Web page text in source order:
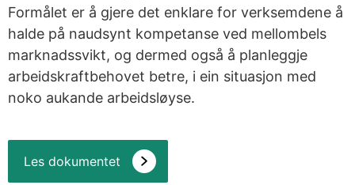
Formålet er å gjere det enklare for verksemdene å
halde på naudsynt kompetanse ved mellombels
marknadssvikt, og dermed også å planleggje
arbeidskraftbehovet betre, i ein situasjon med
noko aukande arbeidsløyse.
Les dokumentet